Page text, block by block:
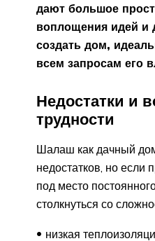
дают большое
воплощения идей и
создать дом,
всем запросам его
Недостатки и
трудности
Шалаш как дачный
недостатков, но если
под место
столкнуться со
низкая